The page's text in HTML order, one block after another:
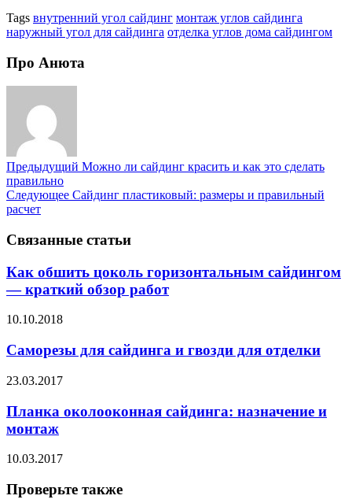
Tags внутренний угол сайдинг монтаж углов сайдинга
наружный угол для сайдинга отделка углов дома сайдингом
Про Анюта
Предыдущий Можно ли сайдинг красить и как это сделать
правильно
Следующее Сайдинг пластиковый: размеры и правильный
расчет
Связанные статьи
Как обшить цоколь горизонтальным сайдингом
— краткий обзор работ
10.10.2018
Саморезы для сайдинга и гвозди для отделки
23.03.2017
Планка околооконная сайдинга: назначение и
монтаж
10.03.2017
Проверьте также